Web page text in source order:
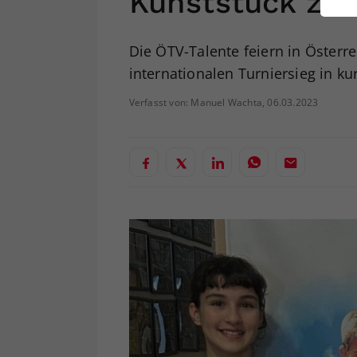
Die ÖTV-Talente feiern in
internationalen Turniersieg in
Verfasst von: Manuel Wachta, 06.03.2023